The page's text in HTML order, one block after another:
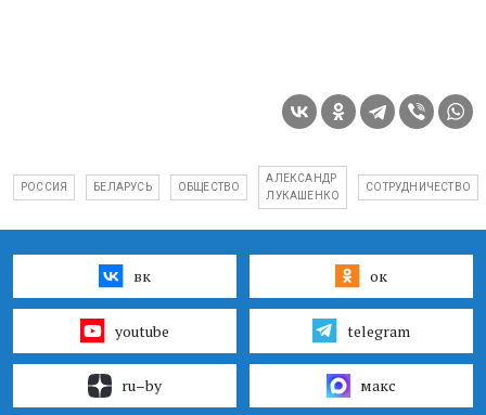
РОССИЯ БЕЛАРУСЬ ОБЩЕСТВО
АЛЕКСАНДР
ЛУКАШЕНКО
СОТРУДНИЧЕСТВО
вк ок
youtube telegram
ru–by макс